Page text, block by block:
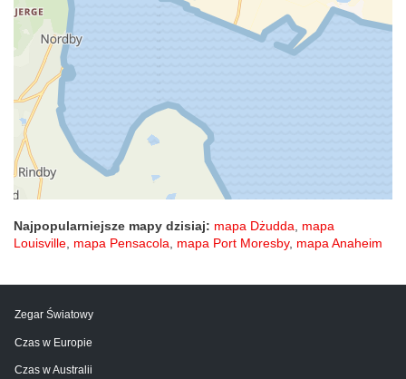
Najpopularniejsze mapy dzisiaj: mapa Dżudda, mapa
Louisville, mapa Pensacola, mapa Port Moresby, mapa Anaheim
Zegar Światowy
Czas w Europie
Czas w Australii